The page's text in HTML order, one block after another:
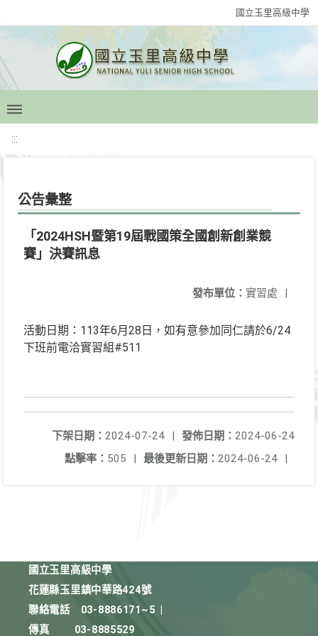
國立玉里高級中學
:::
公告彙整
「2024HSH暨第19屆戰國策全國創新創業競
賽」決賽訊息
發布單位： 實習處 |
活動日期：113年6月28日，如有意參加同仁請於6/24
下班前電洽實習組#511
發佈日期： 2024-06-24
下架日期： 2024-07-24
|
最後更新日期： 2024-06-24 |
點擊率： 505 |
國立玉里高級中學
花蓮縣玉里鎮中華路424號
聯絡電話
03-8886171~5
傳真
03-8885529